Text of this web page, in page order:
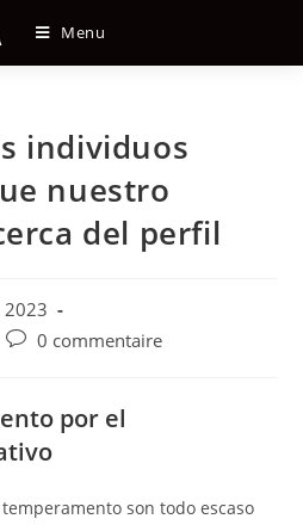
Menu
individuos
nuestro
del perfil
2023
Post0 commentaire
por el
son todo escaso